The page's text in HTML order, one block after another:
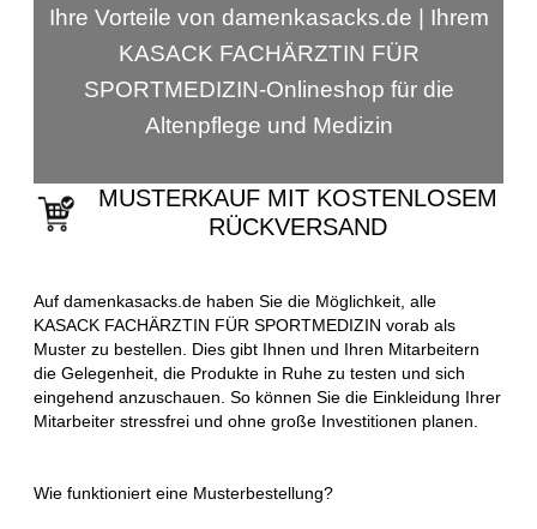
Ihre Vorteile von damenkasacks.de | Ihrem
KASACK FACHÄRZTIN FÜR
SPORTMEDIZIN-Onlineshop für die
Altenpflege und Medizin
MUSTERKAUF MIT KOSTENLOSEM
RÜCKVERSAND
Auf damenkasacks.de haben Sie die Möglichkeit, alle
KASACK FACHÄRZTIN FÜR SPORTMEDIZIN vorab als
Muster zu bestellen. Dies gibt Ihnen und Ihren Mitarbeitern
die Gelegenheit, die Produkte in Ruhe zu testen und sich
eingehend anzuschauen. So können Sie die Einkleidung Ihrer
Mitarbeiter stressfrei und ohne große Investitionen planen.
Wie funktioniert eine Musterbestellung?